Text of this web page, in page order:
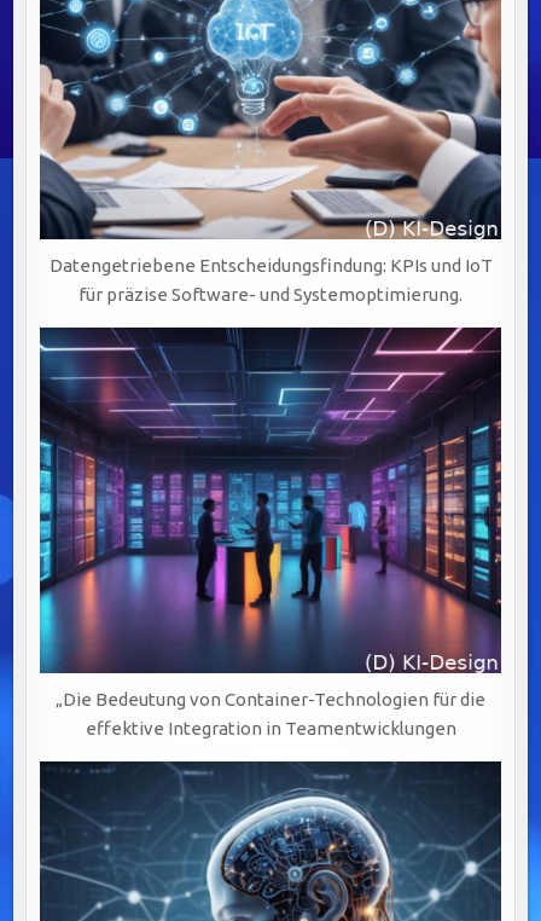
Datengetriebene Entscheidungsfindung: KPIs und IoT
für präzise Software- und Systemoptimierung.
„Die Bedeutung von Container-Technologien für die
effektive Integration in Teamentwicklungen